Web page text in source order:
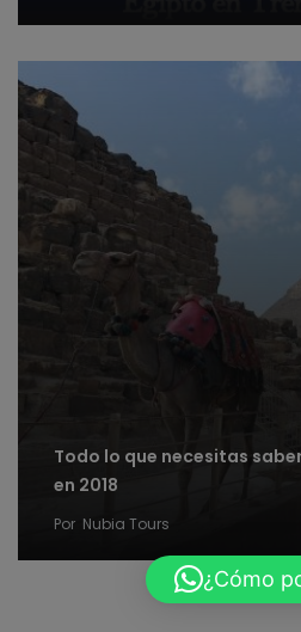
Todo lo que necesitas
en 2018
Por Nubia Tours
¿Cómo